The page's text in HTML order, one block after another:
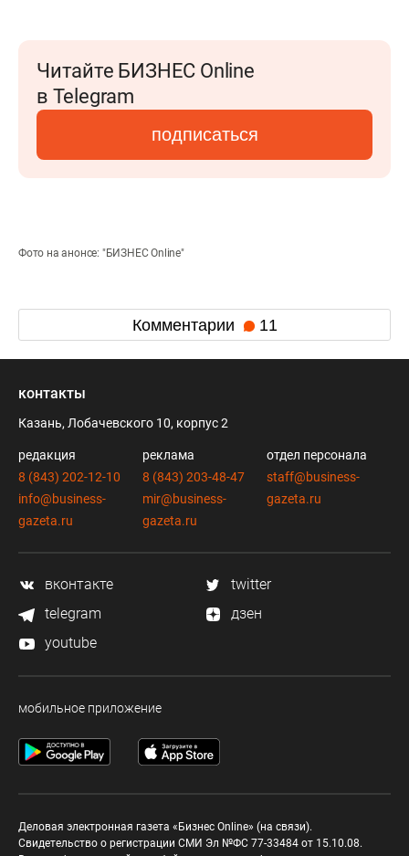
Читайте БИЗНЕС Online
в Telegram
подписаться
Фото на анонсе: "БИЗНЕС Online"
Комментарии 11
контакты
Казань, Лобачевского 10, корпус 2
редакция
8 (843) 202-12-10
info@business-
gazeta.ru
реклама
8 (843) 203-48-47
mir@business-
gazeta.ru
отдел персонала
staff@business-
gazeta.ru
вконтакте
twitter
telegram
дзен
youtube
мобильное приложение
Деловая электронная газета «Бизнес Online» (на связи).
Свидетельство о регистрации СМИ Эл №ФС 77-33484 от 15.10.08.